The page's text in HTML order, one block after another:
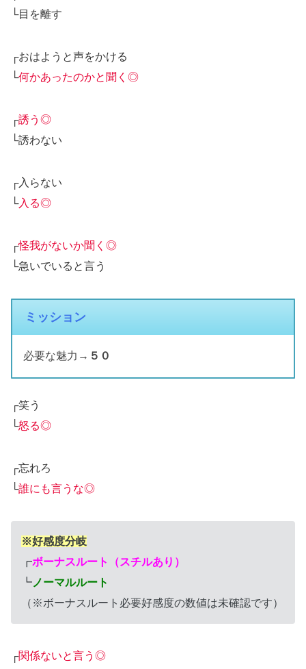
└目を離す
┌おはようと声をかける
└何かあったのかと聞く◎
┌誘う◎
└誘わない
┌入らない
└入る◎
┌怪我がないか聞く◎
└急いでいると言う
ミッション
必要な魅力→ ５０
┌笑う
└怒る◎
┌忘れろ
└誰にも言うな◎
※好感度分岐
┏ボーナスルート（スチルあり）
┗ ノーマルルート
（※ボーナスルート必要好感度の数値は未確認です）
┌関係ないと言う◎